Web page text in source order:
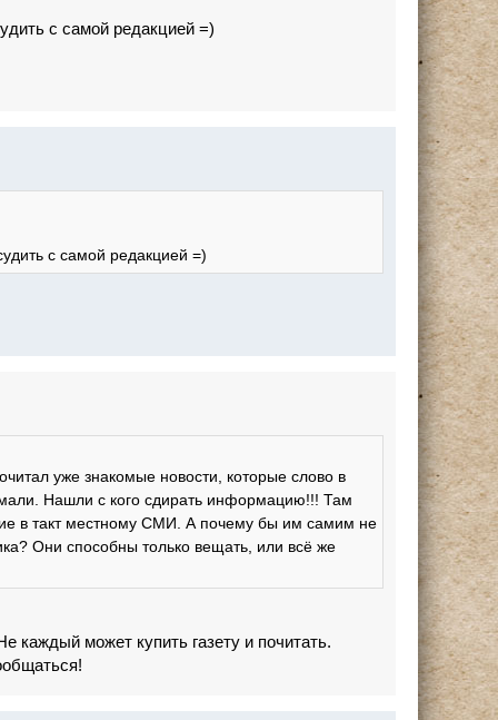
с самой редакцией =)
с самой редакцией =)
уже знакомые новости, которые слово в
Нашли с кого сдирать информацию!!! Там
в такт местному СМИ. А почему бы им самим не
Они способны только вещать, или всё же
каждый может купить газету и почитать.